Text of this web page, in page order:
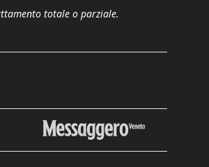
totale o parziale.